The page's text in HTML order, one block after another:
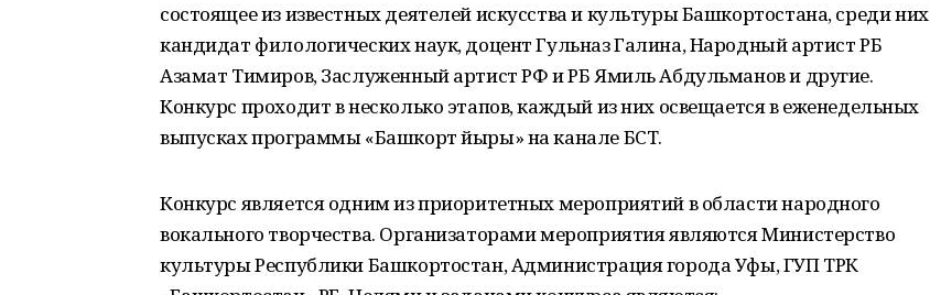
состоящее из известных деятелей искусства и культуры Башкортостана, среди них
кандидат филологических наук, доцент Гульназ Галина, Народный артист РБ
Азамат Тимиров, Заслуженный артист РФ и РБ Ямиль Абдульманов и другие.
Конкурс проходит в несколько этапов, каждый из них освещается в еженедельных
выпусках программы «Башкорт йыры» на канале БСТ.
Конкурс является одним из приоритетных мероприятий в области народного
вокального творчества. Организаторами мероприятия являются Министерство
культуры Республики Башкортостан, Администрация города Уфы, ГУП ТРК